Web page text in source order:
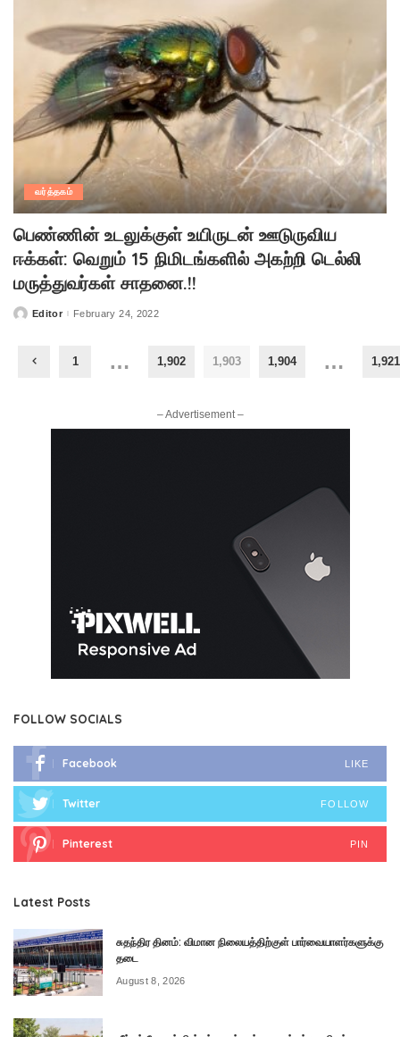
வர்த்தகம்
பெண்ணின் உடலுக்குள் உயிருடன் ஊடுருவிய
ஈக்கள்: வெறும் 15 நிமிடங்களில் அகற்றி டெல்லி
மருத்துவர்கள் சாதனை.!!
PostedEditor February 24, 2022
1 … 1,902 1,903 1,904 … 1,921
– Advertisement –
FOLLOW SOCIALS
Facebook LIKE
Twitter FOLLOW
Pinterest PIN
Latest Posts
சுதந்திர தினம்: விமான நிலையத்திற்குள் பார்வையாளர்களுக்கு
தடை
August 8, 2026